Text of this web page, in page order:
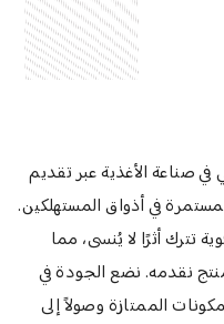
صناعة الأغذية عبر تقديم
في أذواق المستهلكين.
تترك أثرًا لا يُنسى، مما
نقدمه. نضع الجودة في
الممتازة وصولاً إلى